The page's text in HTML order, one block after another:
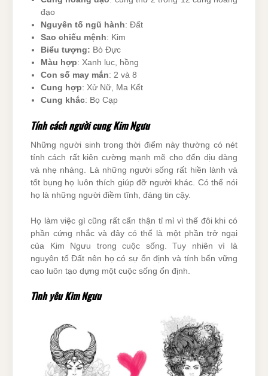
đạo
Nguyên tố ngũ hành: Đất
Sao chiếu mệnh: Kim
Biểu tượng: Bò Đực
Màu hợp: Xanh lục, hồng
Con số may mắn: 2 và 8
Cung hợp: Xử Nữ, Ma Kết
Cung khắc: Bọ Cạp
Tính cách người cung Kim Ngưu
Những người sinh trong thời điểm này thường có nét
tính cách rất kiên cường mạnh mẽ cho đến dịu dàng
và nhẹ nhàng. Là những người sống rất hiền lành và
tốt bụng họ luôn thích giúp đỡ người khác. Có thể nói
họ là những người điềm tĩnh, đáng tin cậy.
Họ làm việc gì cũng rất cẩn thận tỉ mỉ vì thế đôi khi có
phần cứng nhắc và đây có thể là một phần trở ngại
của Kim Ngưu trong cuộc sống. Tuy nhiên vì là
nguyên tố Đất nên họ có sự ổn định và tính bến vững
cao luôn tạo dựng một cuộc sống ổn định.
Tình yêu Kim Ngưu